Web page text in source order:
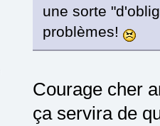
une sorte
problèmes!
Courage cher
ça servira de